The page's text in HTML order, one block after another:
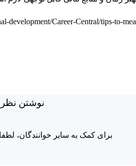
نوشتن نظر
برای کمک به سایر خوانندگان،